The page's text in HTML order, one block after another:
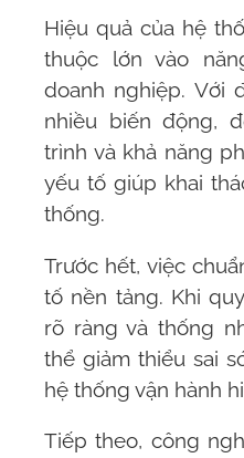
Hiệu quả của hệ
thuộc lớn vào
doanh nghiệp. Với
nhiều biến động,
trình và khả năng
yếu tố giúp khai
thống.
Trước hết, việc
tố nền tảng. Khi
rõ ràng và thống
thể giảm thiểu sai
hệ thống vận hành
Tiếp theo, công